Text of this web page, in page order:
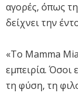
αγορές, όπως
δείχνει την
«Το Mamma Mia
εμπειρία. Όσοι
τη φύση, τη